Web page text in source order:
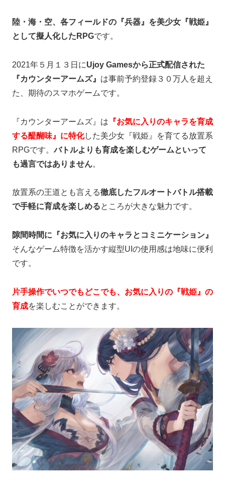
陸・海・空、各フィールドの『兵器』を美少女『戦姫』
として擬人化したRPGです。
2021年５月１３日にUjoy Gamesから正式配信された
『カウンターアームズ』 は事前予約登録３０万人を超え
た、期待のスマホゲームです。
『カウンターアームズ』は 『お気に入りのキャラを育成
する醍醐味』に特化した美少女『戦姫』を育てる放置系
RPGです。バトルよりも育成を楽しむゲームといって
も過言ではありません。
放置系の王道とも言える徹底したフルオートバトル搭載
で手軽に育成を楽しめるところが大きな魅力です。
隙間時間に『お気に入りのキャラとコミニケーション』
そんなゲーム特徴を活かす縦型UIの使用感は地味に便利
です。
片手操作でいつでもどこでも、お気に入りの『戦姫』の
育成を楽しむことができます。